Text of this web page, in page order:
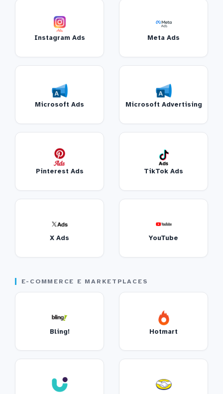
Instagram Ads Meta Ads
Microsoft Ads Microsoft Advertising
Pinterest Ads TikTok Ads
X Ads YouTube
E-COMMERCE E MARKETPLACES
Bling! Hotmart